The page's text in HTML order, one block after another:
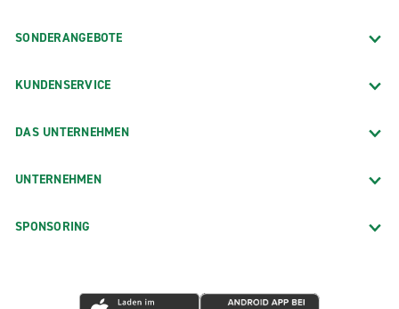
SONDERANGEBOTE
KUNDENSERVICE
DAS UNTERNEHMEN
UNTERNEHMEN
SPONSORING